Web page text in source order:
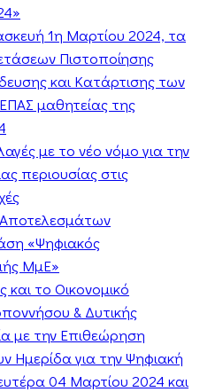
1η Μαρτίου 2024, τα
Πιστοποίησης
και Κατάρτισης των
μαθητείας της
με το νέο νόμο για την
περιουσίας στις
«Ψηφιακός
ΜμΕ»
και το Οικονομικό
& Δυτικής
με την Επιθεώρηση
Ημερίδα για την Ψηφιακή
04 Μαρτίου 2024 και